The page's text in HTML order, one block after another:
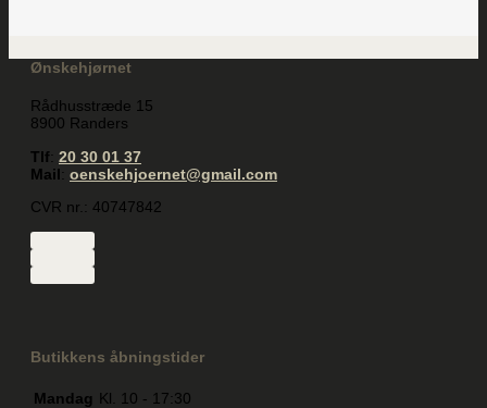
Ønskehjørnet
Rådhusstræde 15
8900 Randers
Tlf: 20 30 01 37
Mail: oenskehjoernet@gmail.com
CVR nr.: 40747842
Butikkens åbningstider
Mandag Kl. 10 - 17:30